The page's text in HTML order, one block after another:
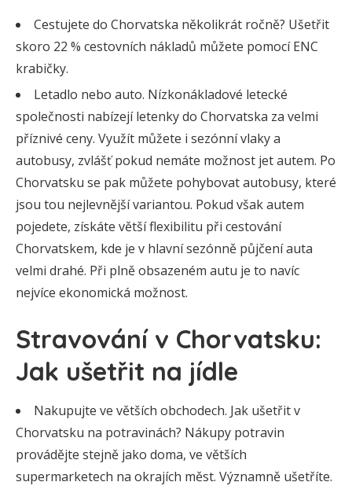
Cestujete do Chorvatska několikrát ročně? Ušetřit
skoro 22 % cestovních nákladů můžete pomocí ENC
krabičky.
Letadlo nebo auto. Nízkonákladové letecké
společnosti nabízejí letenky do Chorvatska za velmi
příznivé ceny. Využít můžete i sezónní vlaky a
autobusy, zvlášť pokud nemáte možnost jet autem. Po
Chorvatsku se pak můžete pohybovat autobusy, které
jsou tou nejlevnější variantou. Pokud však autem
pojedete, získáte větší flexibilitu při cestování
Chorvatskem, kde je v hlavní sezónně půjčení auta
velmi drahé. Při plně obsazeném autu je to navíc
nejvíce ekonomická možnost.
Stravování v Chorvatsku:
Jak ušetřit na jídle
Nakupujte ve větších obchodech. Jak ušetřit v
Chorvatsku na potravinách? Nákupy potravin
provádějte stejně jako doma, ve větších
supermarketech na okrajích měst. Významně ušetříte.